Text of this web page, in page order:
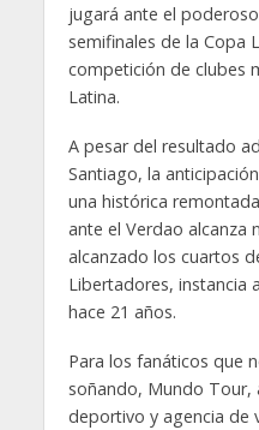
jugará ante el
semifinales de la Copa
competición de clubes
Latina.
A pesar del resultado
Santiago, la
una histórica
ante el Verdao alcanza
alcanzado los cuartos
Libertadores, instancia
hace 21 años.
Para los fanáticos que
soñando, Mundo Tour,
deportivo y agencia de